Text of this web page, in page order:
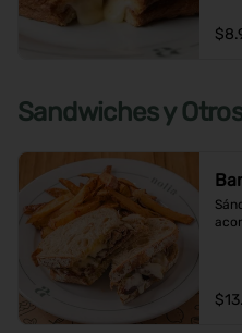
Sandwiches y